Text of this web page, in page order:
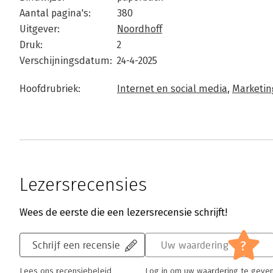
Aantal pagina's:
380
Uitgever:
Noordhoff
Druk:
2
Verschijningsdatum: 24-4-2025
Hoofdrubriek: Internet en social media,
Lezersrecensies
Wees de eerste die een lezersrecensie schrijft!
Schrijf een recensie Uw waardering ?